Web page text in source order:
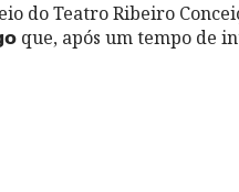
do Teatro Ribeiro
que, após um tempo de